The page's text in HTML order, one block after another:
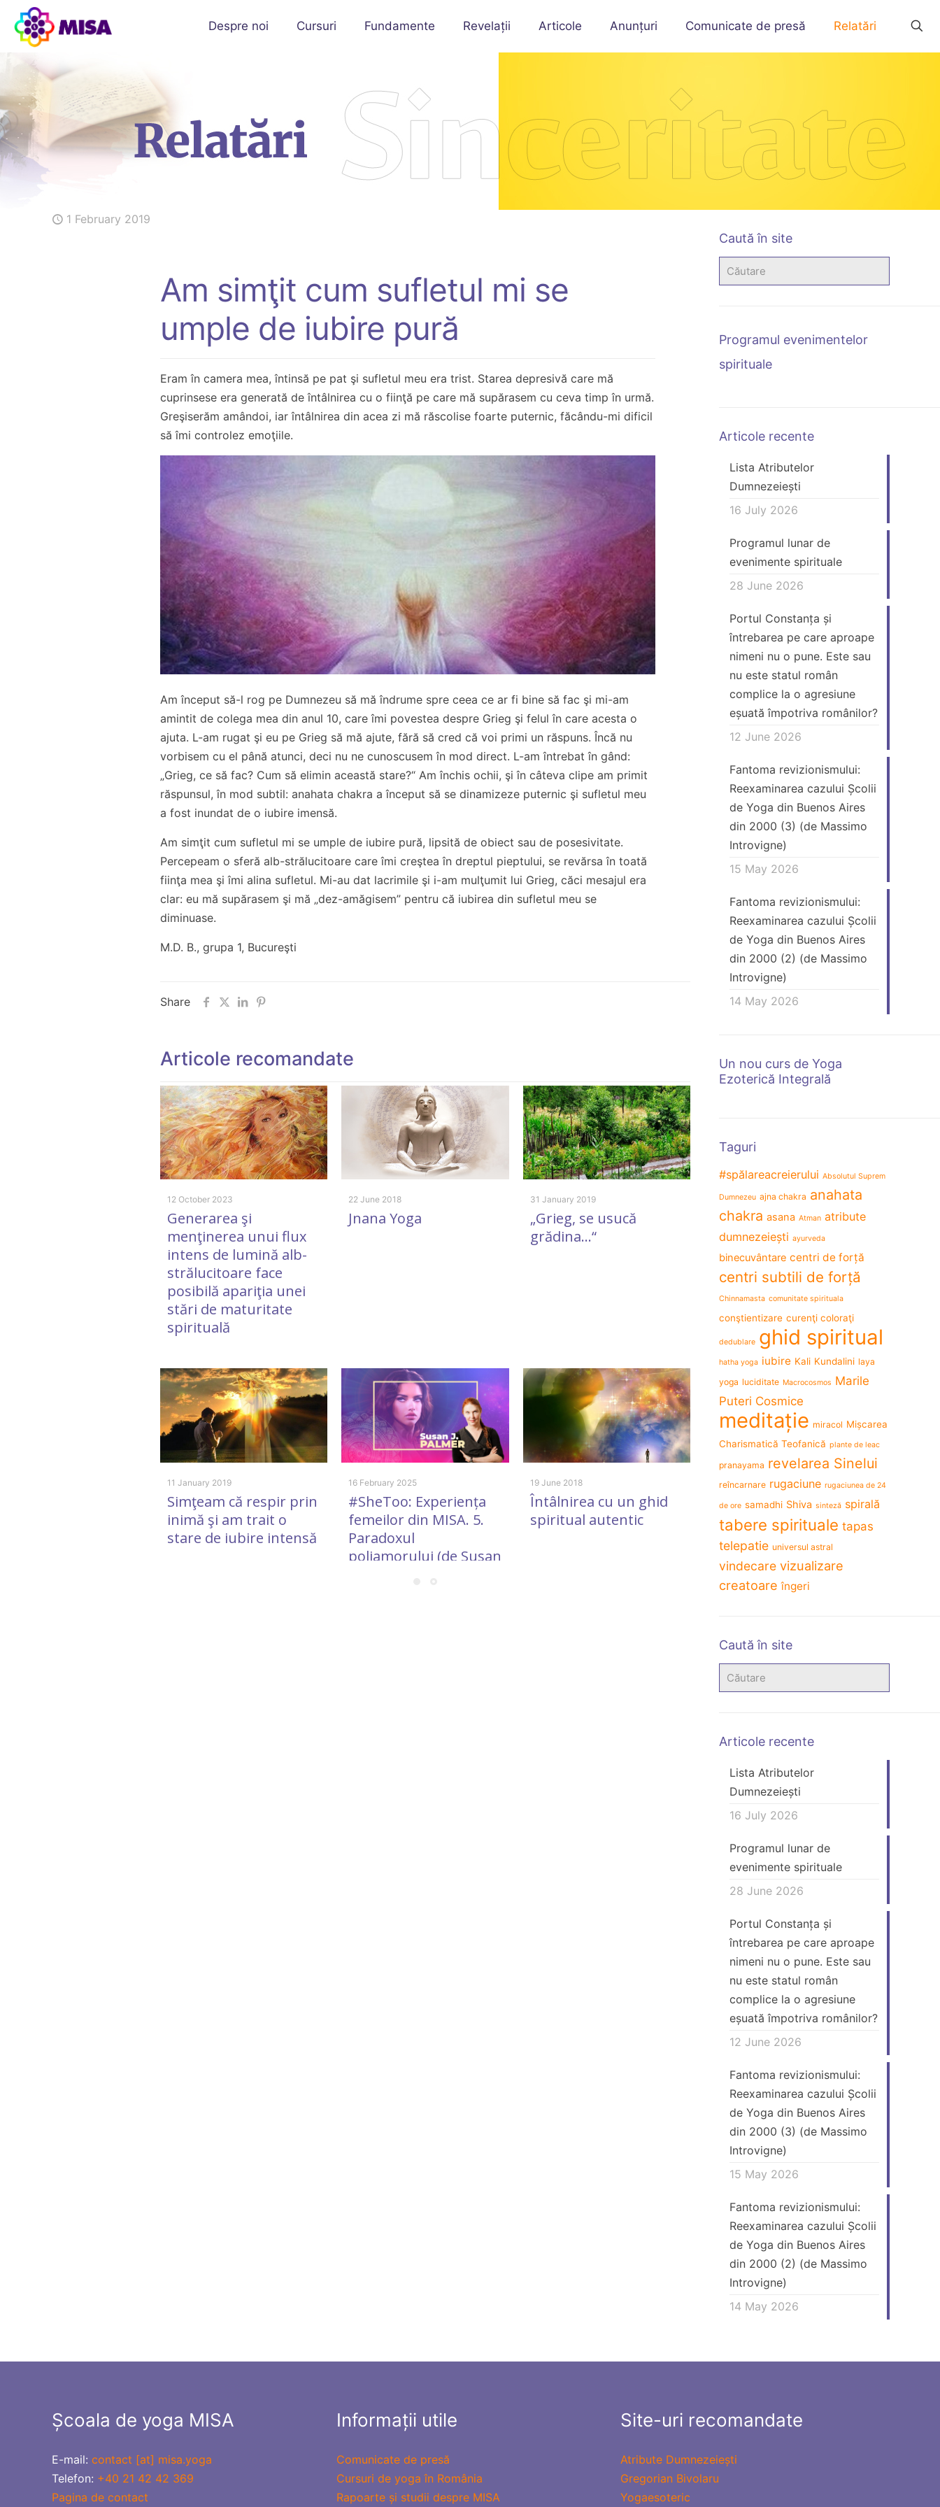
Despre noi Cursuri Fundamente Revelații Articole Anunțuri Comunicate de presă Relatări
1 February 2019
Am simţit cum sufletul mi se
umple de iubire pură
Eram în camera mea, întinsă pe pat şi sufletul meu era trist. Starea depresivă care mă
cuprinsese era generată de întâlnirea cu o fiinţă pe care mă supărasem cu ceva timp în urmă.
Greşiserăm amândoi, iar întâlnirea din acea zi mă răscolise foarte puternic, făcându-mi dificil
să îmi controlez emoţiile.
Am început să-l rog pe Dumnezeu să mă îndrume spre ceea ce ar fi bine să fac şi mi-am
amintit de colega mea din anul 10, care îmi povestea despre Grieg şi felul în care acesta o
ajuta. L-am rugat şi eu pe Grieg să mă ajute, fără să cred că voi primi un răspuns. Încă nu
vorbisem cu el până atunci, deci nu ne cunoscusem în mod direct. L-am întrebat în gând:
„Grieg, ce să fac? Cum să elimin această stare?“ Am închis ochii, şi în câteva clipe am primit
răspunsul, în mod subtil: anahata chakra a început să se dinamizeze puternic şi sufletul meu
a fost inundat de o iubire imensă.
Am simţit cum sufletul mi se umple de iubire pură, lipsită de obiect sau de posesivitate.
Percepeam o sferă alb-strălucitoare care îmi creştea în dreptul pieptului, se revărsa în toată
fiinţa mea şi îmi alina sufletul. Mi-au dat lacrimile şi i-am mulţumit lui Grieg, căci mesajul era
clar: eu mă supărasem şi mă „dez-amăgisem” pentru că iubirea din sufletul meu se
diminuase.
M.D. B., grupa 1, Bucureşti
Share
Articole recomandate
12 October 2023
Generarea şi
menţinerea unui flux
intens de lumină alb-
strălucitoare face
posibilă apariţia unei
stări de maturitate
spirituală
22 June 2018
Jnana Yoga
31 January 2019
„Grieg, se usucă
grădina…“
11 January 2019
Simţeam că respir prin
inimă şi am trait o
stare de iubire intensă
16 February 2025
#SheToo: Experiența
femeilor din MISA. 5.
Paradoxul
poliamorului (de Susan
19 June 2018
Întâlnirea cu un ghid
spiritual autentic
31 January 2019
Am simţit cum un val
de energie îmi inundă
tot trupul
28 June 2018
Kali este pretutindeni
10
Caută în site
Programul evenimentelor
spirituale
Articole recente
Lista Atributelor
Dumnezeiești
16 July 2026
Programul lunar de
evenimente spirituale
28 June 2026
Portul Constanța și
întrebarea pe care aproape
nimeni nu o pune. Este sau
nu este statul român
complice la o agresiune
eșuată împotriva românilor?
12 June 2026
Fantoma revizionismului:
Reexaminarea cazului Școlii
de Yoga din Buenos Aires
din 2000 (3) (de Massimo
Introvigne)
15 May 2026
Fantoma revizionismului:
Reexaminarea cazului Școlii
de Yoga din Buenos Aires
din 2000 (2) (de Massimo
Introvigne)
14 May 2026
Un nou curs de Yoga
Ezoterică Integrală
Taguri
#spălareacreierului Absolutul Suprem
Dumnezeu ajna chakra anahata
chakra asana Atman atribute
dumnezeiești ayurveda
binecuvântare centri de forță
centri subtili de forță
Chinnamasta comunitate spirituala
conştientizare curenţi coloraţi
dedublare ghid spiritual
hatha yoga iubire Kali Kundalini laya
yoga luciditate Macrocosmos Marile
Puteri Cosmice
meditație miracol Mișcarea
Charismatică Teofanică plante de leac
pranayama revelarea Sinelui
reîncarnare rugaciune rugaciunea de 24
de ore samadhi Shiva sinteză spirală
tabere spirituale tapas
telepatie universul astral
vindecare vizualizare
creatoare îngeri
Caută în site
Articole recente
Lista Atributelor
Dumnezeiești
16 July 2026
Programul lunar de
evenimente spirituale
28 June 2026
Portul Constanța și
întrebarea pe care aproape
nimeni nu o pune. Este sau
nu este statul român
complice la o agresiune
eșuată împotriva românilor?
12 June 2026
Fantoma revizionismului:
Reexaminarea cazului Școlii
de Yoga din Buenos Aires
din 2000 (3) (de Massimo
Introvigne)
15 May 2026
Fantoma revizionismului:
Reexaminarea cazului Școlii
de Yoga din Buenos Aires
din 2000 (2) (de Massimo
Introvigne)
14 May 2026
Școala de yoga MISA
E-mail: contact [at] misa.yoga
Telefon: +40 21 42 42 369
Pagina de contact
Informații utile
Comunicate de presă
Cursuri de yoga în România
Rapoarte și studii despre MISA
Site-uri recomandate
Atribute Dumnezeiești
Gregorian Bivolaru
Yogaesoteric